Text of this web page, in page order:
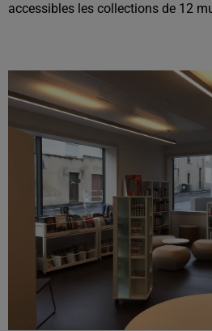
accessibles les collections de 12